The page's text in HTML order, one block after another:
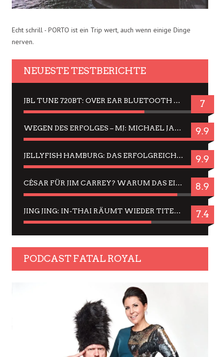
Echt schrill - PORTO ist ein Trip wert, auch wenn einige Dinge
nerven.
NEUESTE TESTBERICHTE
JBL TUNE 720BT: OVER EAR BLUETOOTH KOPFHÖRER UM DIE 50,-€ IM DAUER-TEST 7
WEGEN DES ERFOLGES – MJ: MICHAEL JACKSON MUSICAL IN EINER MATINEE SEHEN 9.9
JELLYFISH HAMBURG: DAS ERFOLGREICHE SOMMER-MENÜ 2025 IN GEFÜHLEN UND BILDERN 9.9
CÉSAR FÜR JIM CARREY? WARUM DAS EINER DER NERVIGSTEN ACTORS IST UND BLEIBT 8.9
JING JING: IN-THAI RÄUMT WIEDER TITEL AB – EIN ZWEI-STUNDEN-ERLEBNISBERICHT 7.4
PODCAST FATAL ROYAL